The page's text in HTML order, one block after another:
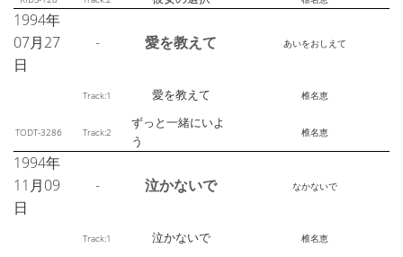
1994年
07月27
日
- 愛を教えて あいをおしえて
Track:1 愛を教えて 椎名恵
TODT-3286 Track:2
ずっと一緒にいよ
う
椎名恵
1994年
11月09
日
- 泣かないで なかないで
Track:1 泣かないで 椎名恵